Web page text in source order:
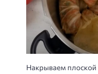
Накрываем плоской